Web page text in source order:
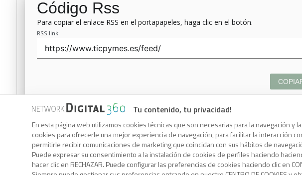
Tu contenido, tu privacidad!
En esta página web utilizamos cookies técnicas que son necesarias para la navegación y
cookies para ofrecerle una mejor experiencia de navegación, para facilitar la interacción
permitirle recibir comunicaciones de marketing que coincidan con sus hábitos de
Puede expresar su consentimiento a la instalación de cookies de perfiles haciendo
hacer clic en RECHAZAR. Puede configurar las preferencias de cookies haciendo clic en
Código Rss
Para copiar el enlace RSS en el portapapeles, haga clic en el botón.
RSS link
Código Rss
Para copiar el enlace RSS en el portapapeles, haga clic en el botón.